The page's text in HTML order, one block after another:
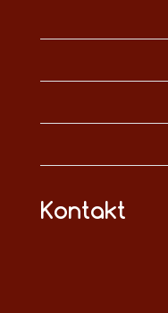
Kontakt